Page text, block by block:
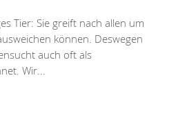
Tier: Sie greift nach allen um
können. Deswegen
auch oft als
Wir...